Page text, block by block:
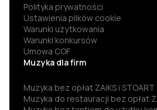
Polityka prywatności
Ustawienia plików cookie
Warunki użytkowania
Warunki konkursów
Umowa COF
Muzyka dla firm
Muzyka bez opłat ZAiKS i STOART
Muzyka do restauracji bez opłat